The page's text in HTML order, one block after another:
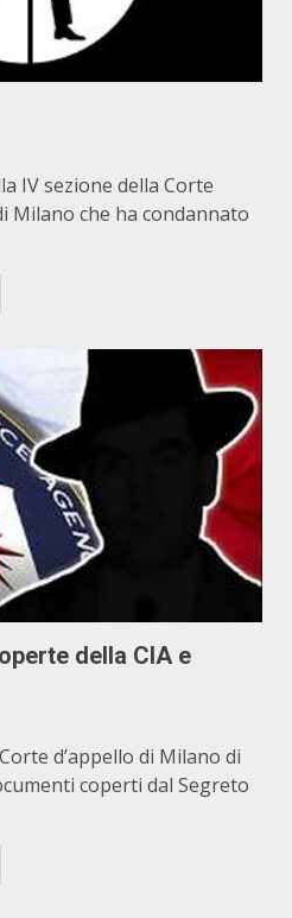
IV sezione della Corte
Milano che ha condannato
della CIA e
d’appello di Milano di
coperti dal Segreto